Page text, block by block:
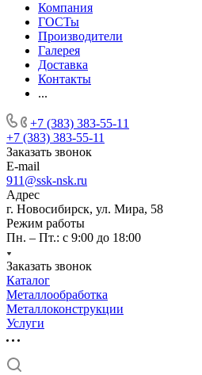
Компания
ГОСТы
Производители
Галерея
Доставка
Контакты
...
+7 (383) 383-55-11
+7 (383) 383-55-11
Заказать звонок
E-mail
911@ssk-nsk.ru
Адрес
г. Новосибирск, ул. Мира, 58
Режим работы
Пн. – Пт.: с 9:00 до 18:00
Заказать звонок
Каталог
Металлообработка
Металлоконструкции
Услуги